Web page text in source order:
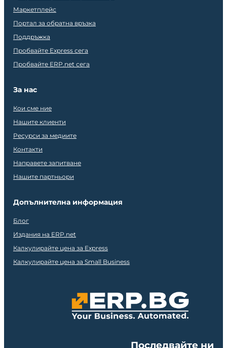
Маркетплейс
Портал за обратна връзка
Поддръжка
Пробвайте Express сега
Пробвайте ERP.net сега
За нас
Кои сме ние
Нашите клиенти
Ресурси за медиите
Контакти
Направете запитване
Нашите партньори
Допълнителна информация
Блог
Издания на ERP.net
Калкулирайте цена за Express
Калкулирайте цена за Small Business
Последвайте ни